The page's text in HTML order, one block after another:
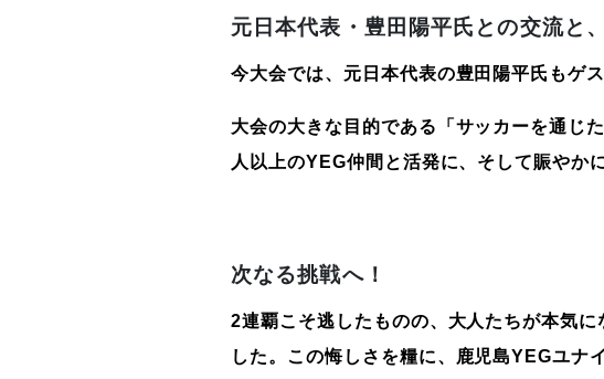
元日本代表・豊田陽平氏との交流と
今大会では、元日本代表の豊田陽平氏もゲ
大会の大きな目的である「サッカーを通じ
人以上のYEG仲間と活発に、そして賑やか
次なる挑戦へ！
2連覇こそ逃したものの、大人たちが本気
した。この悔しさを糧に、鹿児島YEGユナ